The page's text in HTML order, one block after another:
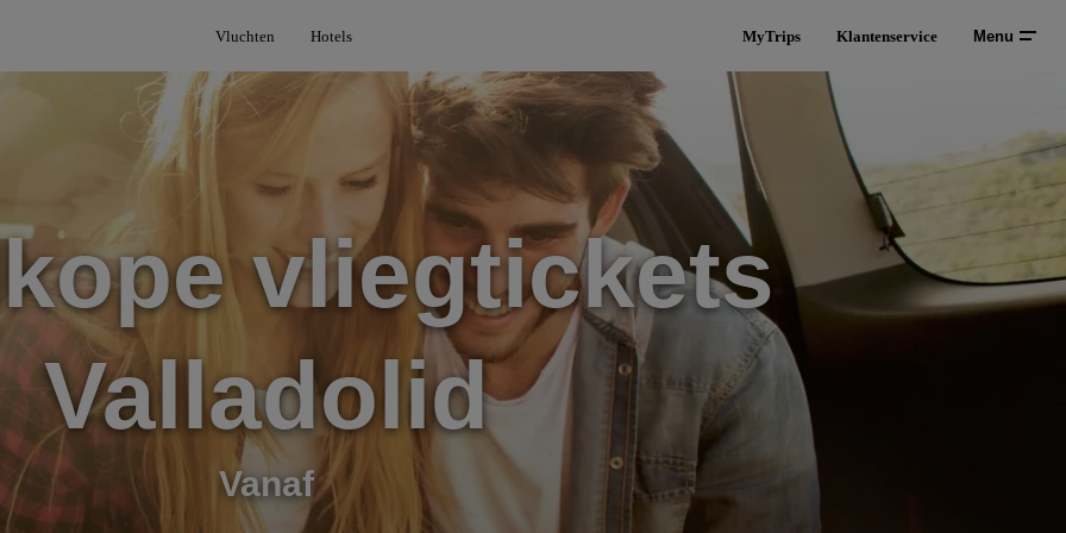
Vluchten Hotels MyTrips Klantenservice Menu
vliegtickets
Valladolid
Vanaf